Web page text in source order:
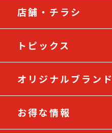
店舗・チラシ
トピックス
オリジナルブランド
お得な情報